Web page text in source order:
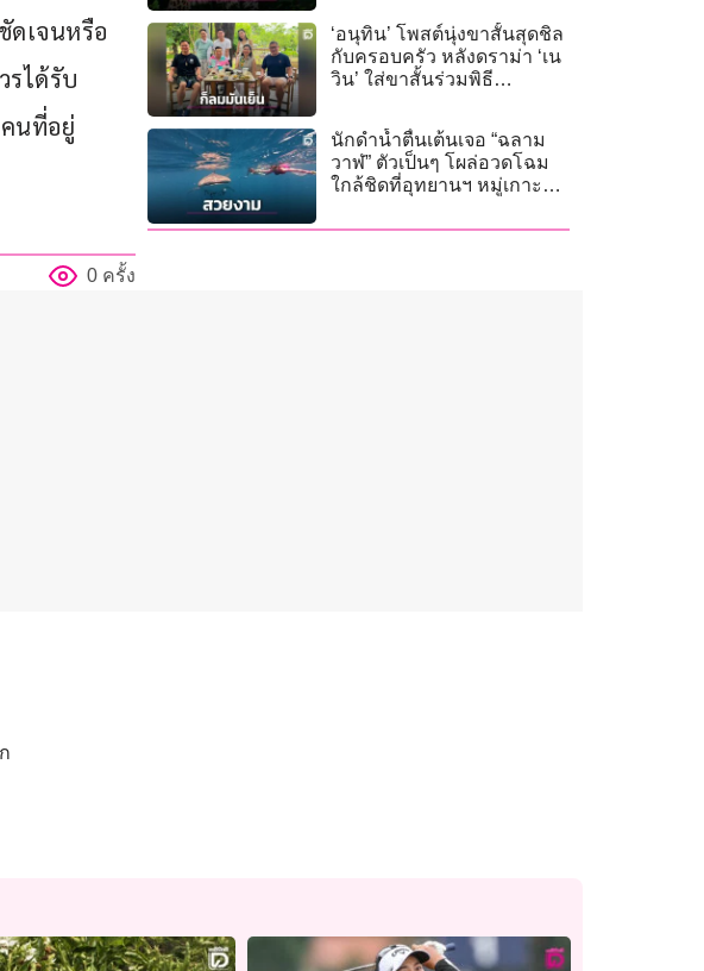
ดเจนหรือ
รได้รับ
นที่อยู่
0 ครั้ง
‘อนุทิน’ โพสต์นุ่งขาสั้นสุดชิล
กับครอบครัว หลังดราม่า ‘เน
วิน’ ใส่ขาสั้นร่วมพิธี
นักดำน้ำตื่นเต้นเจอ “ฉลาม
วาฬ” ตัวเป็นๆ โผล่อวดโฉม
ใกล้ชิดที่อุทยานฯ หมู่เกาะ